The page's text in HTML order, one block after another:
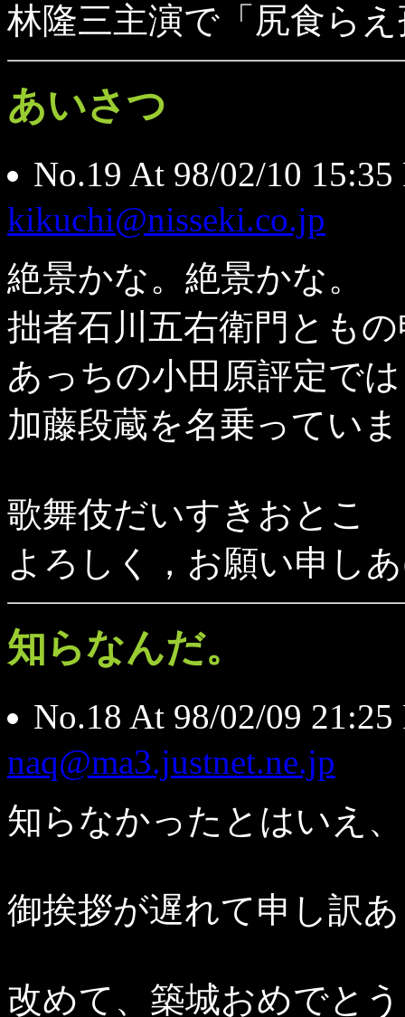
林隆三主演で「尻食ら
あいさつ
No.19 At 98/02/10
kikuchi@nisseki.co.jp
絶景かな。絶景かな。
拙者石川五右衛門とも
あっちの小田原評定では
加藤段蔵を名乗ってい
歌舞伎だいすきおとこ
よろしく，お願い申し
知らなんだ。
No.18 At 98/02/09
naq@ma3.justnet.ne.jp
知らなかったとはいえ、
御挨拶が遅れて申し訳
改めて、築城おめでと